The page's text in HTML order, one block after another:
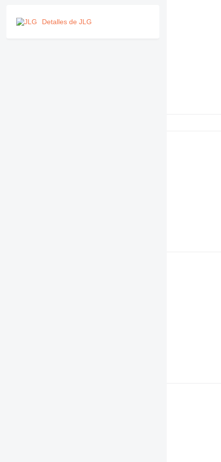
Detalles de JLG